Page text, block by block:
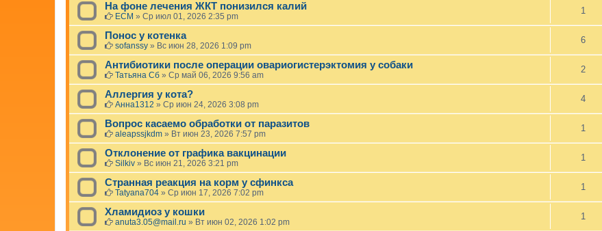
На фоне лечения ЖКТ понизился калий
ЕСМ » Ср июл 01, 2026 2:35 pm
1
Понос у котенка
sofanssy » Вс июн 28, 2026 1:09 pm
6
Антибиотики после операции овариогистерэктомия у собаки
Татьяна Сб » Ср май 06, 2026 9:56 am
2
Аллергия у кота?
Анна1312 » Ср июн 24, 2026 3:08 pm
4
Вопрос касаемо обработки от паразитов
aleapssjkdm » Вт июн 23, 2026 7:57 pm
1
Отклонение от графика вакцинации
Silkiv » Вс июн 21, 2026 3:21 pm
1
Странная реакция на корм у сфинкса
Tatyana704 » Ср июн 17, 2026 7:02 pm
1
Хламидиоз у кошки
anuta3.05@mail.ru » Вт июн 02, 2026 1:02 pm
1